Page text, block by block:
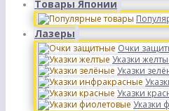
Товары Японии
Лазеры
Очки
Указки
Указки
Указки
Указки